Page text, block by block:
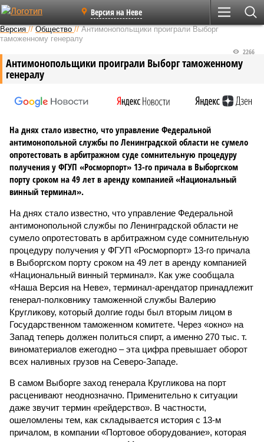
Версия на Неве
Версия //Общество //Антимонопольщики проиграли Выборг
таможенному генералу
Антимонопольщики проиграли Выборг таможенному
генералу
2266
На днях стало известно, что управление Федеральной
антимонопольной службы по Ленинградской области не сумело
опротестовать в арбитражном суде сомнительную процедуру
получения у ФГУП «Росморпорт» 13-го причала в Выборгском
порту сроком на 49 лет в аренду компанией «Национальный
винный терминал».
На днях стало известно, что управление Федеральной
антимонопольной службы по Ленинградской области не
сумело опротестовать в арбитражном суде сомнительную
процедуру получения у ФГУП «Росморпорт» 13-го причала
в Выборгском порту сроком на 49 лет в аренду компанией
«Национальный винный терминал». Как уже сообщала
«Наша Версия на Неве», терминал-арендатор принадлежит
генерал-полковнику таможенной службы Валерию
Кругликову, который долгие годы был вторым лицом в
Государственном таможенном комитете. Через «окно» на
Запад теперь должен политься спирт, а именно 270 тыс. т.
виноматериалов ежегодно – эта цифра превышает оборот
всех наливных грузов на Северо-Западе.
В самом Выборге заход генерала Кругликова на порт
расценивают неоднозначно. Применительно к ситуации
даже звучит термин «рейдерство». В частности,
ошеломлены тем, как складывается история с 13-м
причалом, в компании «Портовое оборудование», которая